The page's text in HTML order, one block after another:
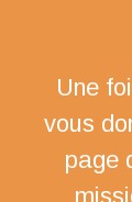
Une
vous
page